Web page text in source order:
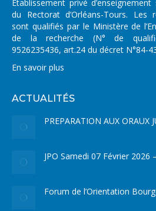
Établissement privé
du Rectorat d’Orléans-Tours. Les
sont qualifiés par le Ministère de
de la recherche (N° de
9526235436, art.24 du décret N°84-
En savoir plus
ACTUALITÉS
PREPARATION AUX ORAUX
JPO Samedi 07 Février 2026
Forum de l’Orientation